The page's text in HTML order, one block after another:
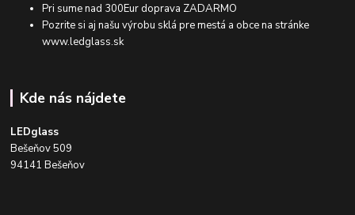
Pri sume nad 300Eur doprava ZADARMO
Pozrite si aj našu výrobu sklá pre mestá a obce na stránke
www.ledglass.sk
Kde nás nájdete
LEDglass
Bešeňov 509
94141 Bešeňov